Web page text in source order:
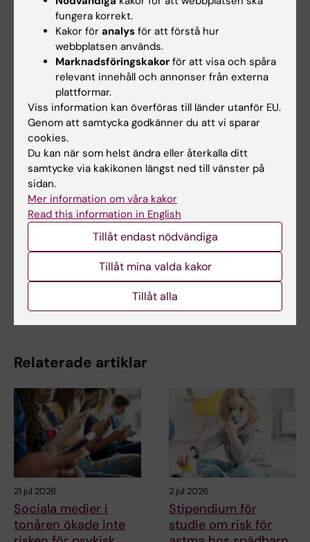
Links
Om forskarutbildning vid KI
Kalenderhändelse
Tags
Epidemiologi Prostatacancer
Uppdaterad av:
Gunilla Sonnebring 2023-02-02
Innehållsgranskare:
Gunilla Sonnebring
Relaterade artiklar
21 jul 2026
Sociala medier i
tonåren ökade inte
2 jul 2026
Stipendium för
studie om risk för
fungera korrekt.
Kakor för analys för att förstå hur
webbplatsen används.
Marknadsföringskakor för att visa och spåra
relevant innehåll och annonser från externa
plattformar.
Viss information kan överföras till länder utanför EU.
Genom att samtycka godkänner du att vi sparar
cookies.
Du kan när som helst ändra eller återkalla ditt
samtycke via kakikonen längst ned till vänster på
sidan.
Mer information om våra kakor
Read this information in English
Tillåt endast nödvändiga
Tillåt mina valda kakor
Tillåt alla